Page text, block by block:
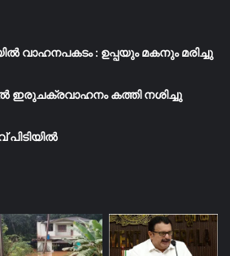
വാഹനപകടം : ഉപ്പയും മകനും മരിച്ചു
ഇരുചക്രവാഹനം കത്തി നശിച്ചു
പിടിയിൽ